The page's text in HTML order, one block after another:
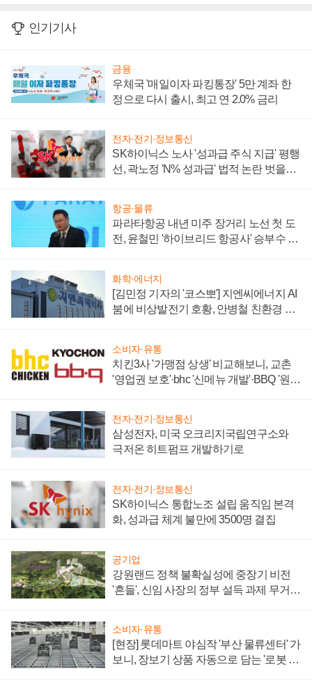
인기기사
금융
우체국 '매일이자 파킹통장' 5만 계좌 한
정으로 다시 출시, 최고 연 2.0% 금리
전자·전기·정보통신
SK하이닉스 노사 '성과급 주식 지급' 평행
선, 곽노정 'N% 성과급' 법적 논란 벗을지
항공·물류
파라타항공 내년 미주 장거리 노선 첫 도
전, 윤철민 '하이브리드 항공사' 승부수 통
화학·에너지
[김민정 기자의 '코스뽀'] 지엔씨에너지 AI
붐에 비상발전기 호황, 안병철 친환경 에
소비자·유통
치킨3사 '가맹점 상생' 비교해보니, 교촌
'영업권 보호'·bhc '신메뉴 개발'·BBQ '원가
전자·전기·정보통신
삼성전자, 미국 오크리지국립연구소와
극저온 히트펌프 개발하기로
전자·전기·정보통신
SK하이닉스 통합노조 설립 움직임 본격
화, 성과급 체계 불만에 3500명 결집
공기업
강원랜드 정책 불확실성에 중장기 비전
'흔들', 신임 사장의 정부 설득 과제 무거워
소비자·유통
[현장] 롯데마트 야심작 '부산 물류센터' 가
보니, 장보기 상품 자동으로 담는 '로봇 40